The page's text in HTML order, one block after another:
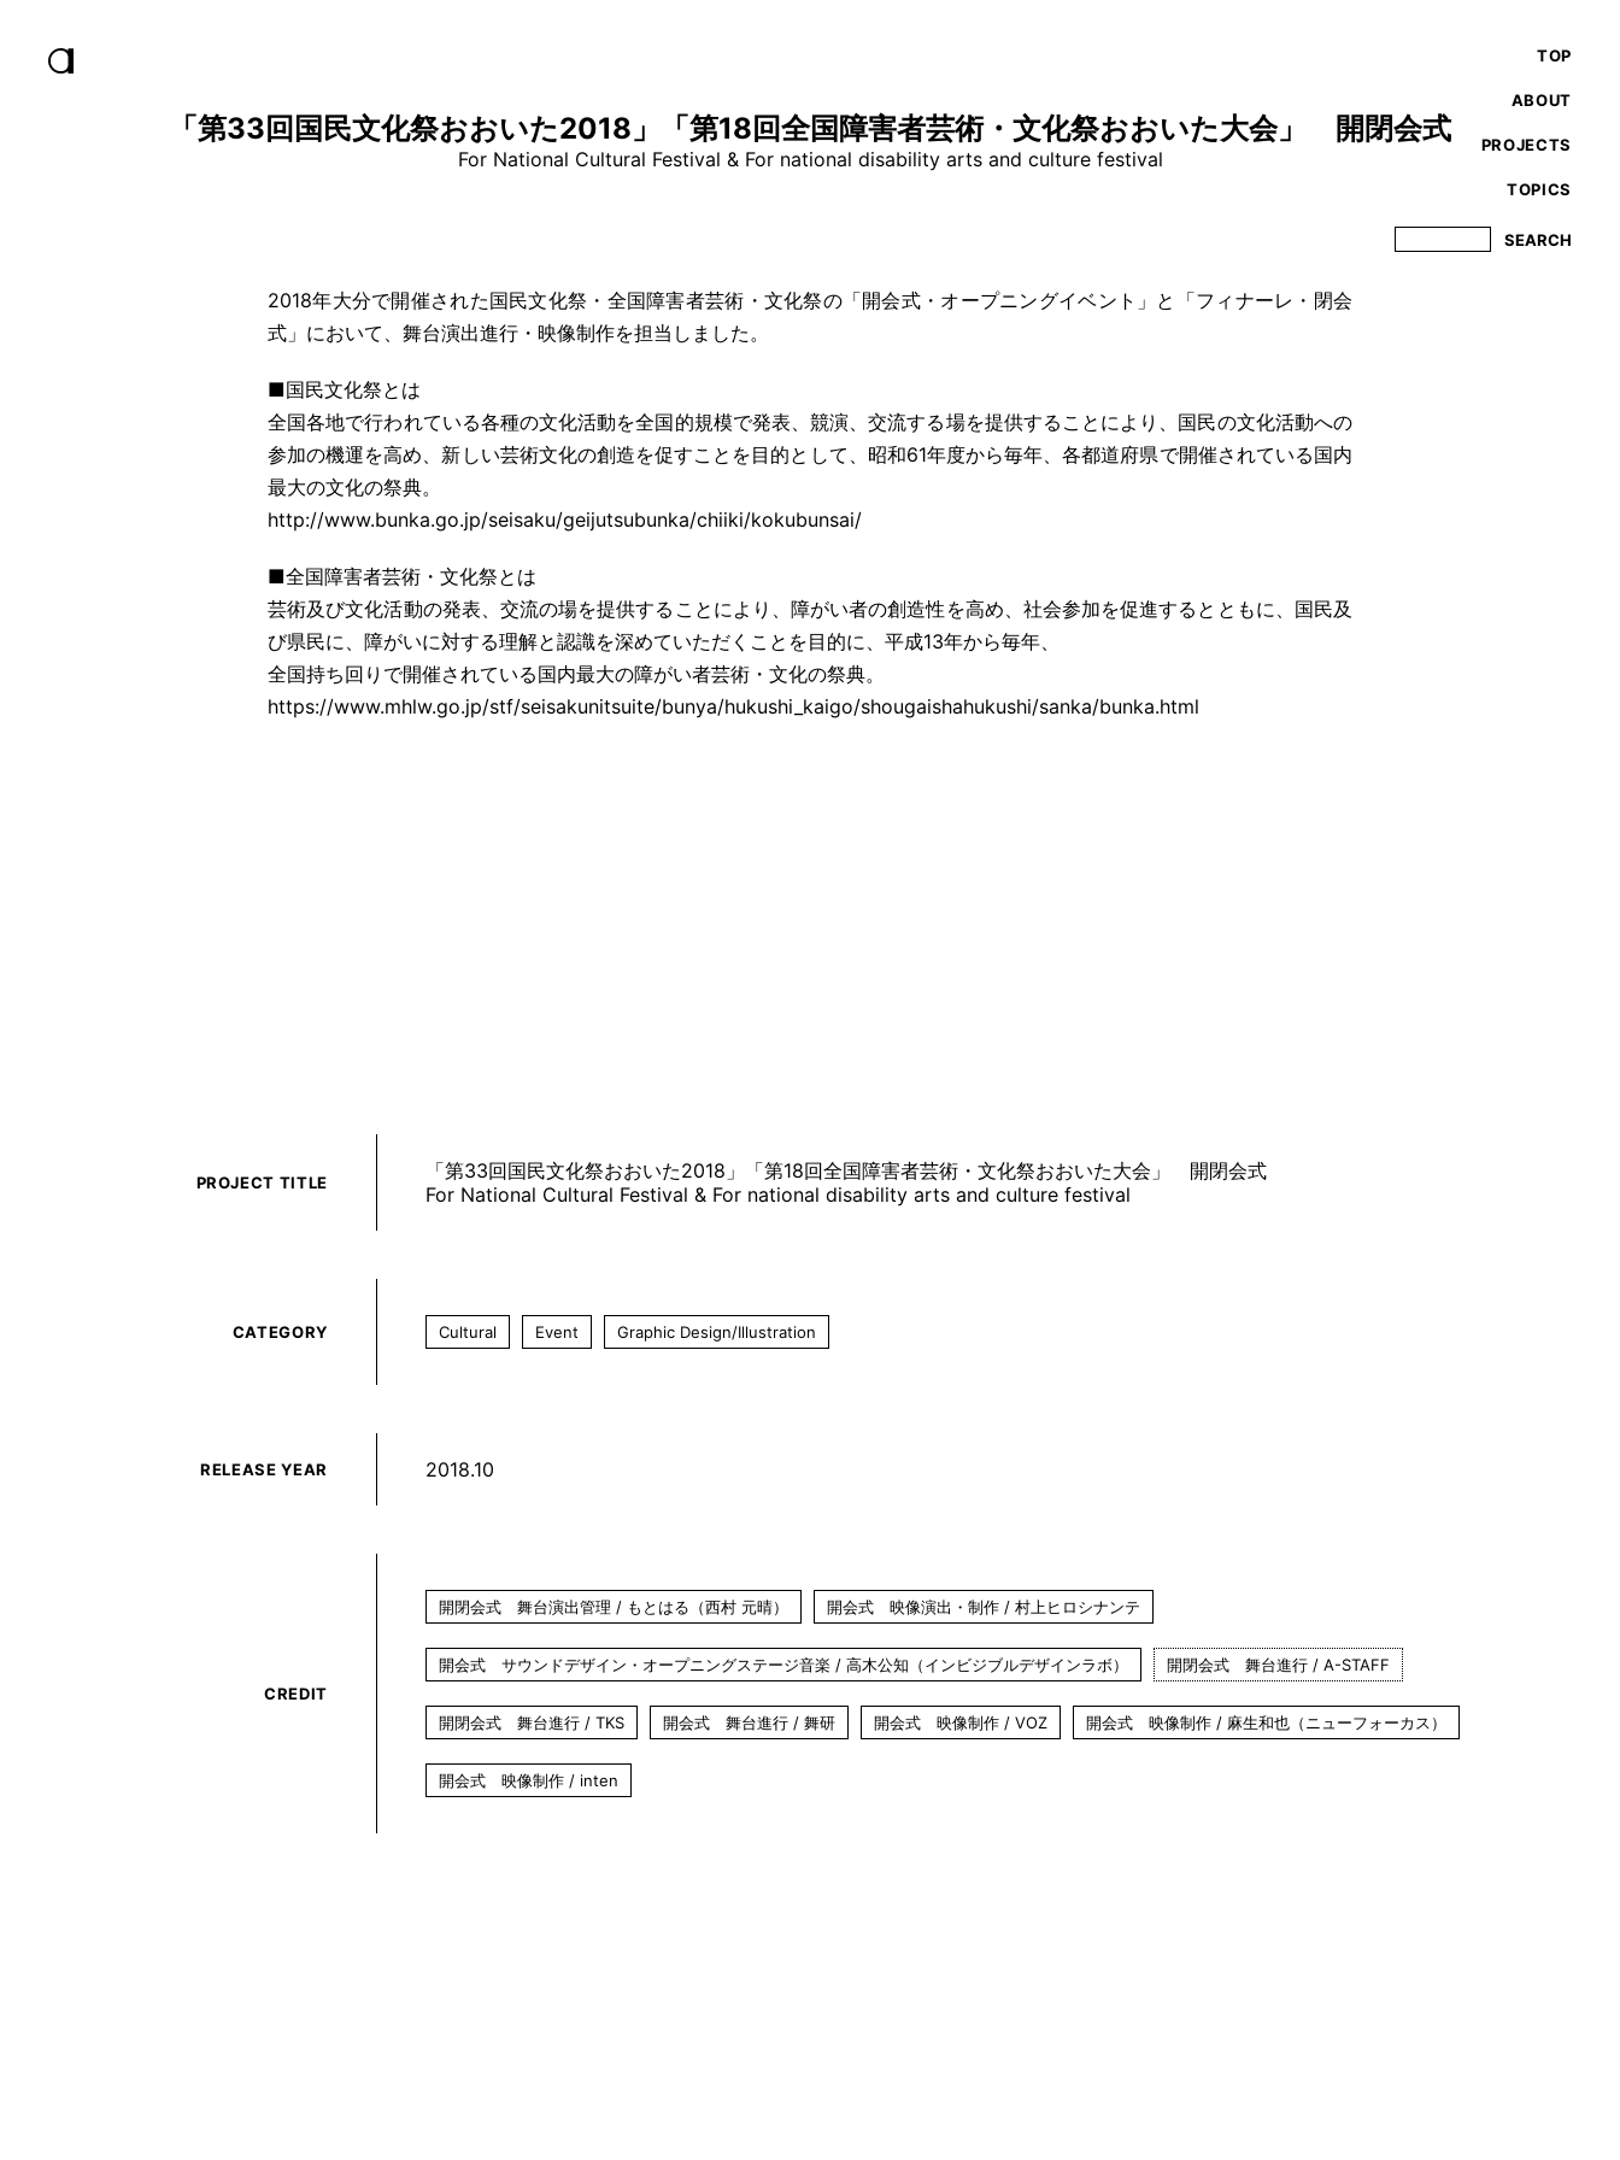
TOP
ABOUT
PROJECTS
TOPICS
「第33回国民文化祭おおいた2018」「第18回全国障害者芸術・文化祭おおいた大会」 開閉会式
For National Cultural Festival & For national disability arts and culture festival
2018年大分で開催された国民文化祭・全国障害者芸術・文化祭の「開会式・オープニングイベント」と「フィナーレ・閉会
式」において、舞台演出進行・映像制作を担当しました。
■国民文化祭とは
全国各地で行われている各種の文化活動を全国的規模で発表、競演、交流する場を提供することにより、国民の文化活動への
参加の機運を高め、新しい芸術文化の創造を促すことを目的として、昭和61年度から毎年、各都道府県で開催されている国内
最大の文化の祭典。
http://www.bunka.go.jp/seisaku/geijutsubunka/chiiki/kokubunsai/
■全国障害者芸術・文化祭とは
芸術及び文化活動の発表、交流の場を提供することにより、障がい者の創造性を高め、社会参加を促進するとともに、国民及
び県民に、障がいに対する理解と認識を深めていただくことを目的に、平成13年から毎年、
全国持ち回りで開催されている国内最大の障がい者芸術・文化の祭典。
https://www.mhlw.go.jp/stf/seisakunitsuite/bunya/hukushi_kaigo/shougaishahukushi/sanka/bunka.html
PROJECT TITLE
「第33回国民文化祭おおいた2018」「第18回全国障害者芸術・文化祭おおいた大会」 開閉会式
For National Cultural Festival & For national disability arts and culture festival
CATEGORY Cultural Event Graphic Design/Illustration
RELEASE YEAR 2018.10
CREDIT
開閉会式 舞台演出管理 / もとはる（西村 元晴） 開会式 映像演出・制作 / 村上ヒロシナンテ
開会式 サウンドデザイン・オープニングステージ音楽 / 高木公知（インビジブルデザインラボ） 開閉会式 舞台進行 / A-STAFF
開閉会式 舞台進行 / TKS 開会式 舞台進行 / 舞研 開会式 映像制作 / VOZ 開会式 映像制作 / 麻生和也（ニューフォーカス）
開会式 映像制作 / inten